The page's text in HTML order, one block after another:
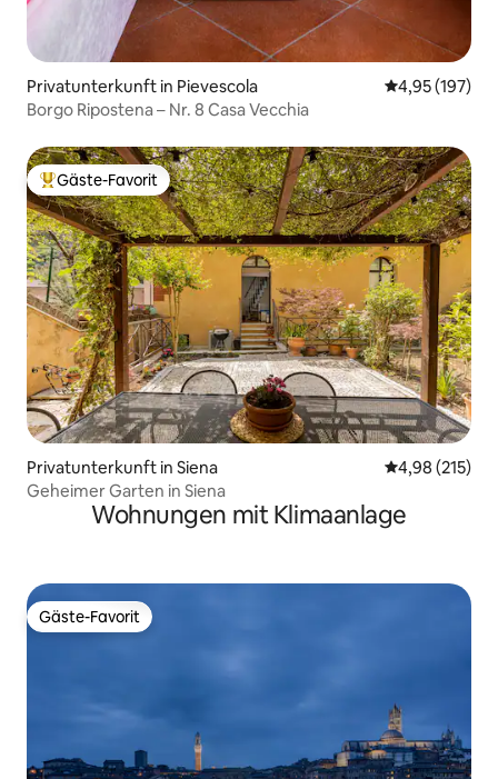
Privatunterkunft in Pievescola
4,95 (197)
Borgo Ripostena – Nr. 8 Casa Vecchia
Beliebter Gäste-Favorit.
Gäste-Favorit
Privatunterkunft in Siena
4,98 (215)
Geheimer Garten in Siena
Wohnungen mit Klimaanlage
Gäste-Favorit
Gäste-Favorit